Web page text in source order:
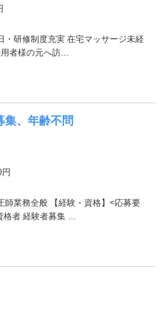
・研修制度充実 在宅マッサージ未経
者様の元へ訪…
集、年齢不問
師業務全般 【経験・資格】<応募要
者 経験者募集 …